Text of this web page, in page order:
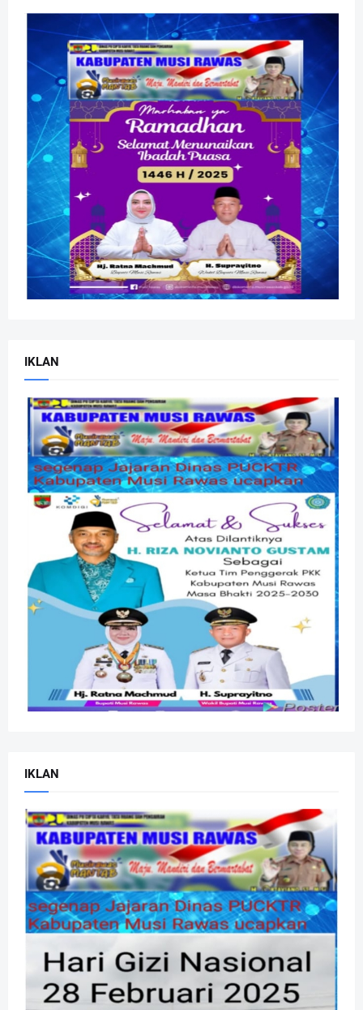
IKLAN
IKLAN